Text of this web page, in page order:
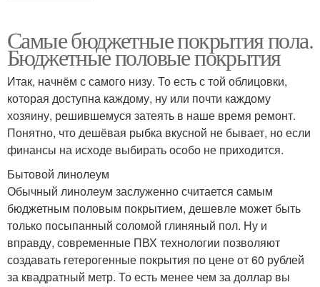
Самые бюджетные покрытия пола.
Бюджетные половые покрытия
Итак, начнём с самого низу. То есть с той облицовки,
которая доступна каждому, ну или почти каждому
хозяину, решившемуся затеять в наше время ремонт.
Понятно, что дешёвая рыбка вкусной не бывает, но если
финансы на исходе выбирать особо не приходится.
Бытовой линолеум
Обычный линолеум заслуженно считается самым
бюджетным половым покрытием, дешевле может быть
только посыпанный соломой глиняный пол. Ну и
вправду, современные ПВХ технологии позволяют
создавать гетерогенные покрытия по цене от 60 рублей
за квадратный метр. То есть менее чем за доллар вы